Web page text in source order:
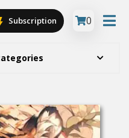
Subscription 0